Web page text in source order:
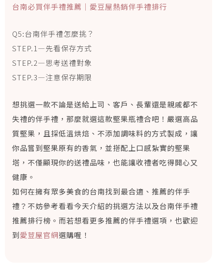
台南必買伴手禮推薦｜愛豆屋熱銷伴手禮排行
Q5:台南伴手禮怎麼挑？
STEP.1—先看保存方式
STEP.2—思考送禮對象
STEP.3—注意保存期限
想挑選一款不論是送給上司、客戶、長輩還是親戚都不
失禮的伴手禮，那麼就選這款堅果瓶禮合吧！嚴選高品
質堅果，且採低溫烘焙、不添加調味料的方式製成，讓
你品嘗到堅果原有的香氣，並搭配上口感紮實的堅果
塔，不僅顯現你的送禮品味，也能讓收禮者吃得開心又
健康。
如何在擁有眾多美食的台南找到最合適、推薦的伴手
禮？不妨參考看看今天介紹的挑選方法以及台南伴手禮
推薦排行榜。而若想看更多推薦的伴手禮選項，也歡迎
到愛荳屋官網選購喔！